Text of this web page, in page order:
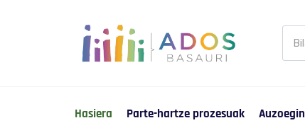
Hasiera Parte-hartze prozesuak Auzoegin